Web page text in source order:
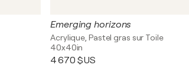
Emerging horizons
Acrylique, Pastel gras sur Toile
40x40in
4 670 $US